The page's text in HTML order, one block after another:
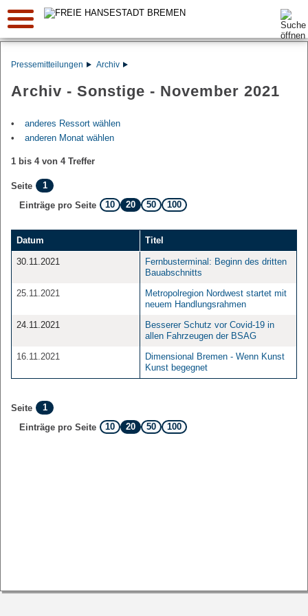
Suche:
Pressemitteilungen Archiv
Archiv - Sonstige - November 2021
anderes Ressort wählen
anderen Monat wählen
1 bis 4 von 4 Treffer
Seite
1
Einträge pro Seite
10 20 50 100
Datum Titel
30.11.2021
Fernbusterminal: Beginn des dritten
Bauabschnitts
25.11.2021
Metropolregion Nordwest startet mit
neuem Handlungsrahmen
24.11.2021
Besserer Schutz vor Covid-19 in
allen Fahrzeugen der BSAG
16.11.2021
Dimensional Bremen - Wenn Kunst
Kunst begegnet
Seite
1
Einträge pro Seite
10 20 50 100